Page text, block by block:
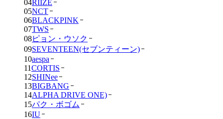
04RIIZE
05NCT
06BLACKPINK
07TWS
08ピョン・ウソク
09SEVENTEEN(セブンティーン)
10aespa
11CORTIS
12SHINee
13BIGBANG
14ALPHA DRIVE ONE)
15パク・ボゴム
16IU